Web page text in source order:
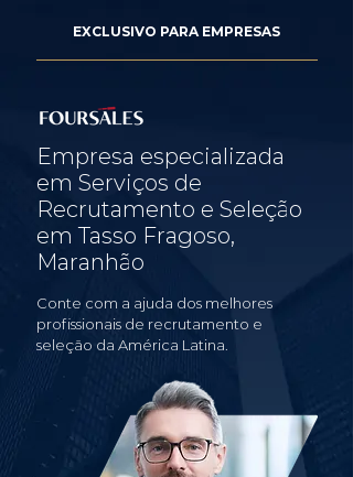
EXCLUSIVO PARA EMPRESAS
Empresa especializada
em Serviços de
Recrutamento e Seleção
em Tasso Fragoso,
Maranhão
Conte com a ajuda dos melhores
profissionais de recrutamento e
seleção da América Latina.